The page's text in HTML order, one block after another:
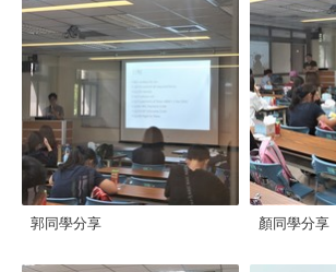
郭同學分享 顏同學分享